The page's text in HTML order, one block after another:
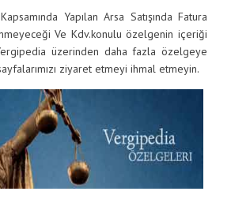
Yapılan Arsa Satışında Fatura
Ve Kdv.konulu özelgenin içeriği
üzerinden daha fazla özelgeye
ziyaret etmeyi ihmal etmeyin.